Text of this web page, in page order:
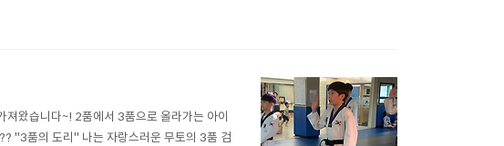
영상으로 돌아왔는데요~ 다음번에는 몸풀기가 아닌 수련..
져왔습니다~! 2품에서 3품으로 올라가는 아이
"3품의 도리" 나는 자랑스러운 무토의 3품 검